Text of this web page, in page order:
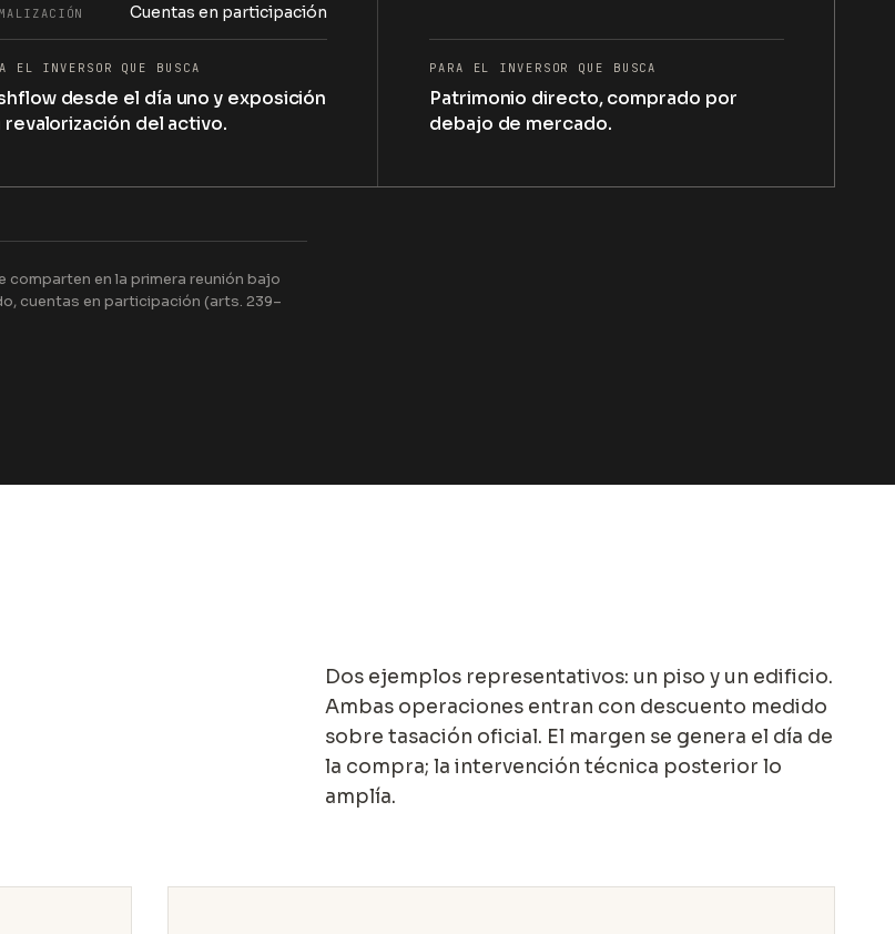
Cuentas en participación
EL INVERSOR QUE BUSCA
desde el día uno y exposición
revalorización del activo.
PARA EL INVERSOR QUE BUSCA
Patrimonio directo, comprado por
debajo de mercado.
en la primera reunión bajo
cuentas en participación (arts. 239–
Dos ejemplos representativos: un piso y un edificio.
Ambas operaciones entran con descuento medido
sobre tasación oficial. El margen se genera el día de
la compra; la intervención técnica posterior lo
amplía.